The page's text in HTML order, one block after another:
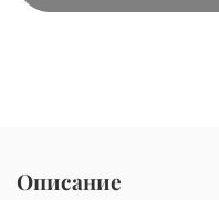
Описание